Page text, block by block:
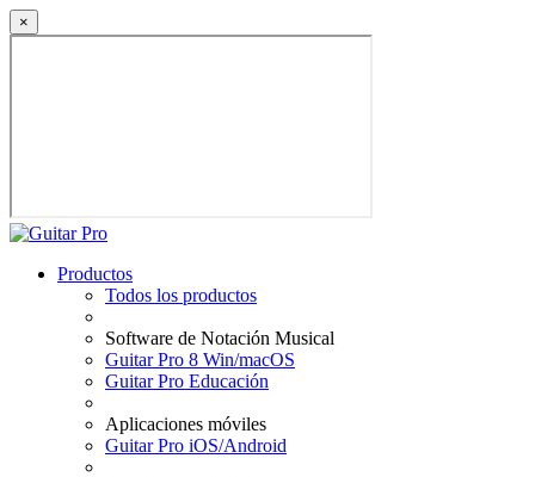
×
Productos
Todos los productos
Software de Notación Musical
Guitar Pro 8 Win/macOS
Guitar Pro Educación
Aplicaciones móviles
Guitar Pro iOS/Android